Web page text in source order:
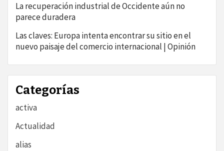
La recuperación industrial de Occidente aún no
parece duradera
Las claves: Europa intenta encontrar su sitio en el
nuevo paisaje del comercio internacional | Opinión
Categorías
activa
Actualidad
alias